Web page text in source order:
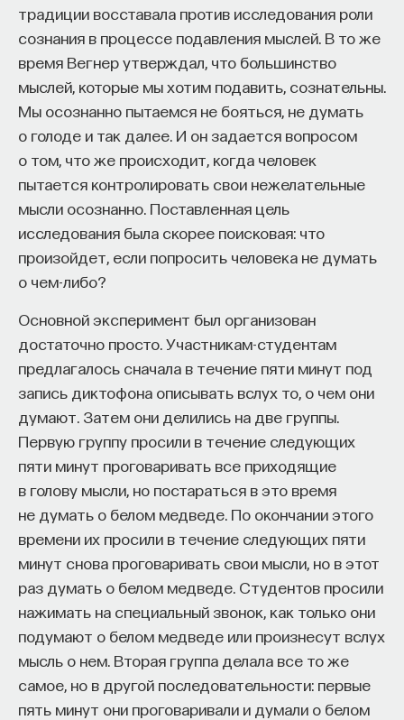
традиции восставала против исследования роли
сознания в процессе подавления мыслей. В то же
время Вегнер утверждал, что большинство
мыслей, которые мы хотим подавить, сознательны.
Мы осознанно пытаемся не бояться, не думать
о голоде и так далее. И он задается вопросом
о том, что же происходит, когда человек
пытается контролировать свои нежелательные
мысли осознанно. Поставленная цель
исследования была скорее поисковая: что
произойдет, если попросить человека не думать
о чем-либо?
Основной эксперимент был организован
достаточно просто. Участникам-студентам
предлагалось сначала в течение пяти минут под
запись диктофона описывать вслух то, о чем они
думают. Затем они делились на две группы.
Первую группу просили в течение следующих
пяти минут проговаривать все приходящие
в голову мысли, но постараться в это время
не думать о белом медведе. По окончании этого
времени их просили в течение следующих пяти
минут снова проговаривать свои мысли, но в этот
раз думать о белом медведе. Студентов просили
нажимать на специальный звонок, как только они
подумают о белом медведе или произнесут вслух
мысль о нем. Вторая группа делала все то же
самое, но в другой последовательности: первые
пять минут они проговаривали и думали о белом
3/10/2025
НАПИСАТЬ НАМ
НАД МАТЕРИАЛОМ РАБОТАЛИ
Вячеслав Дубынин
доктор биологических наук, профессор
кафедры физиологии человека и животных
биологического факультета МГУ
им. М. В. Ломоносова, специалист в области
БИОЛОГИЯ
1297 публикаций
БИОЛОГИЯ МОЗГ НЕЙРОФИЗИОЛОГИЯ
ЕСТЕСТВЕННЫЕ НАУКИ
ХИМИЯ МЕЖДУ НЕЙРОНАМИ
на картинке?» По замыслу Роршаха, основная
работа с испытуемым начинается позже
и состоит в обращении к нему
с дополнительными вопросами (для Роршаха они
кухарки?», «Что их делает кухарками?» и так
далее. Опыт работы с тестом подсказал Роршаху
следующее: важно не
. Дополнительные вопросы проясняют,
провести анализ полученных ответов, исходя
из целого ряда показателей.
Анализ ответов — второй принцип обработки
данных, существенно влияющий
на их достоверность. В отличие от многих других
испытуемого, а именно их «перевод» на язык
эмоциональных
и других психических
особенностей человека с учетом показателей
нормы и отклонения от нее. Нормативные
показатели были рассчитаны Роршахом и уже
почти 100 лет продолжают пересматриваться
и уточняться приверженцами этого подхода,